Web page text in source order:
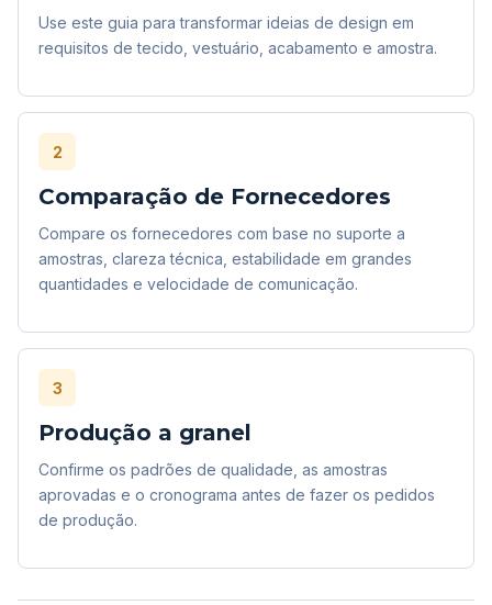
Use este guia para transformar ideias de design em
requisitos de tecido, vestuário, acabamento e amostra.
2
Comparação de Fornecedores
Compare os fornecedores com base no suporte a
amostras, clareza técnica, estabilidade em grandes
quantidades e velocidade de comunicação.
3
Produção a granel
Confirme os padrões de qualidade, as amostras
aprovadas e o cronograma antes de fazer os pedidos
de produção.